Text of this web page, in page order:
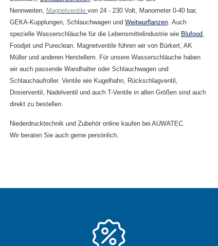
Nennweiten, Magnetventile von 24 - 230 Volt, Manometer 0-40 bar,
GEKA-Kupplungen, Schlauchwagen und Weitwurflanzen. Auch
spezielle Wasserschläuche für die Lebensmittelindustrie wie Blufood,
Foodjet und Pureclean. Magnetventile führen wir von Bürkert, AK
Müller und anderen Herstellern. Für unsere Wasserschläuche haben
wir auch passende Wandhalter oder Schlauchwagen und
Schlauchaufroller. Ventile wie Kugelhahn, Rückschlagventil,
Dosierventil, Nadelventil und auch T-Ventile in allen Größen sind auch
direkt zu bestellen.
Niederdrucktechnik und Zubehör online kaufen bei AUWATEC.
Wir beraten Sie auch gerne persönlich.